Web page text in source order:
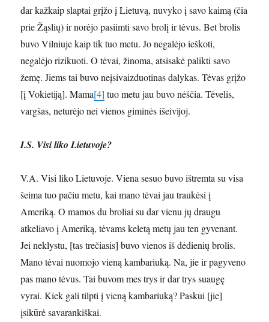
dar kažkaip slaptai grįžo į Lietuvą, nuvyko į savo kaimą (čia
prie Žąslių) ir norėjo pasiimti savo brolį ir tėvus. Bet brolis
buvo Vilniuje kaip tik tuo metu. Jo negalėjo ieškoti,
negalėjo rizikuoti. O tėvai, žinoma, atsisakė palikti savo
žemę. Jiems tai buvo neįsivaizduotinas dalykas. Tėvas grįžo
[į Vokietiją]. Mama[4] tuo metu jau buvo nėščia. Tėvelis,
vargšas, neturėjo nei vienos giminės išeivijoj.
I.S. Visi liko Lietuvoje?
V.A. Visi liko Lietuvoje. Viena sesuo buvo ištremta su visa
šeima tuo pačiu metu, kai mano tėvai jau traukėsi į
Ameriką. O mamos du broliai su dar vienu jų draugu
atkeliavo į Ameriką, tėvams keletą metų jau ten gyvenant.
Jei neklystu, [tas trečiasis] buvo vienos iš dėdienių brolis.
Mano tėvai nuomojo vieną kambariuką. Na, jie ir pagyveno
pas mano tėvus. Tai buvom mes trys ir dar trys suaugę
vyrai. Kiek gali tilpti į vieną kambariuką? Paskui [jie]
įsikūrė savarankiškai.